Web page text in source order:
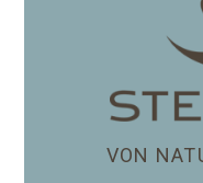
VON